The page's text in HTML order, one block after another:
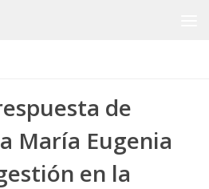
de
María Eugenia
en la